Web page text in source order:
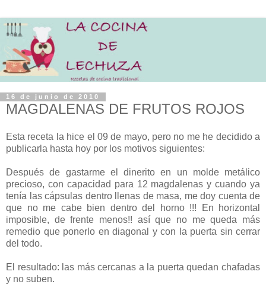
16 de junio de 2010
MAGDALENAS DE FRUTOS ROJOS
Esta receta la hice el 09 de mayo, pero no me he decidido a
publicarla hasta hoy por los motivos siguientes:
Después de gastarme el dinerito en un molde metálico
precioso, con capacidad para 12 magdalenas y cuando ya
tenía las cápsulas dentro llenas de masa, me doy cuenta de
que no me cabe bien dentro del horno !!! En horizontal
imposible, de frente menos!! así que no me queda más
remedio que ponerlo en diagonal y con la puerta sin cerrar
del todo.
El resultado: las más cercanas a la puerta quedan chafadas
y no suben.